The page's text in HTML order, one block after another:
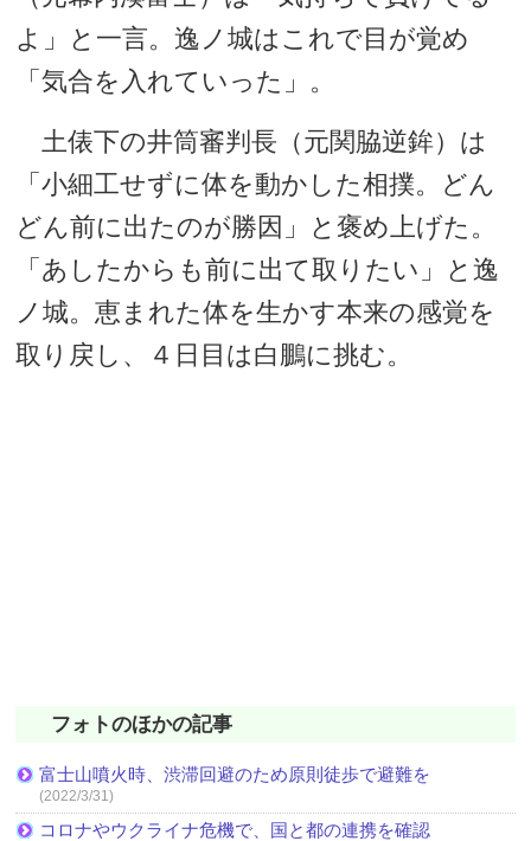
よ」と一言。逸ノ城はこれで目が覚め
「気合を入れていった」。
土俵下の井筒審判長（元関脇逆鉾）は
「小細工せずに体を動かした相撲。どん
どん前に出たのが勝因」と褒め上げた。
「あしたからも前に出て取りたい」と逸
ノ城。恵まれた体を生かす本来の感覚を
取り戻し、４日目は白鵬に挑む。
フォトのほかの記事
富士山噴火時、渋滞回避のため原則徒歩で避難を
(2022/3/31)
コロナやウクライナ危機で、国と都の連携を確認